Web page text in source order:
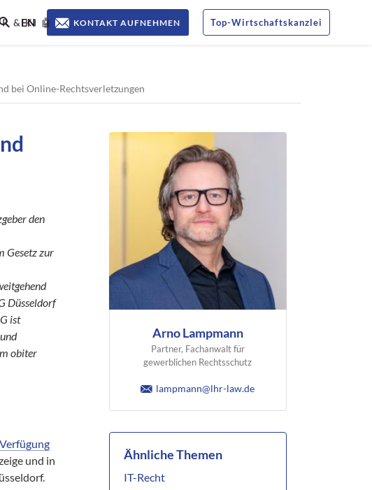
Top-Wirtschaftskanzlei
KONTAKT AUFNEHMEN
& KI 🤖
EN
bei Online-Rechtsverletzungen
den
Gesetz zur
Düsseldorf
ist
obiter
und in
Arno Lampmann
Partner, Fachanwalt für
gewerblichen Rechtsschutz
lampmann@lhr-law.de
Ähnliche Themen
IT-Recht